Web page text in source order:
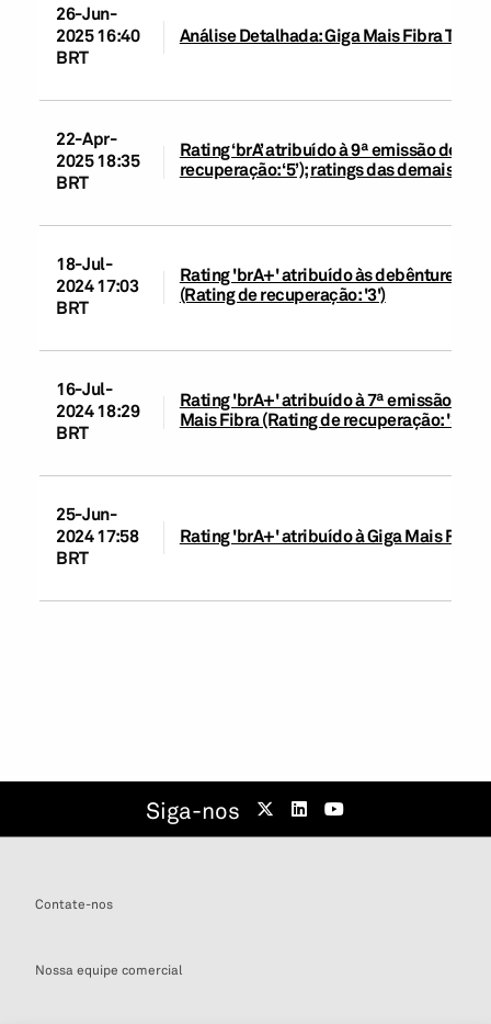
26-Jun-
2025 16:40
BRT
Análise Detalhada: Giga Mais Fibra
22-Apr-
2025 18:35
BRT
Rating ‘brA’ atribuído à 9ª emissão de
recuperação: ‘5’); ratings das demais
18-Jul-
2024 17:03
BRT
Rating 'brA+' atribuído às debêntures
(Rating de recuperação: '3')
16-Jul-
2024 18:29
BRT
Rating 'brA+' atribuído à 7ª emissão de
Mais Fibra (Rating de recuperação: '3')
25-Jun-
2024 17:58
BRT
Rating 'brA+' atribuído à Giga Mais
Siga-nos
Contate-nos
Nossa equipe comercial